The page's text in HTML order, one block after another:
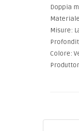
Doppia
Misure:
Colore: